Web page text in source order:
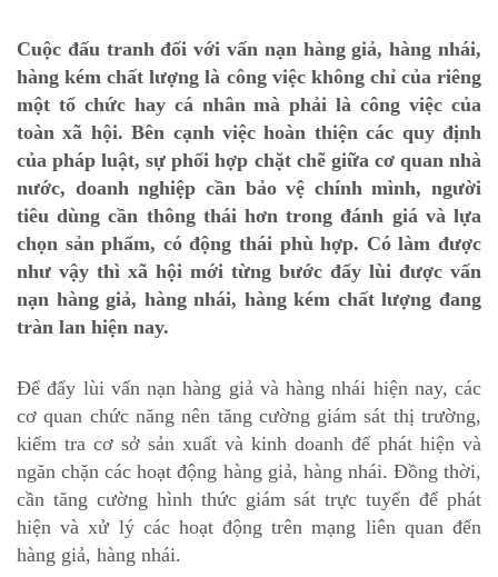
Cuộc đấu tranh đối với vấn nạn hàng giả, hàng nhái,
hàng kém chất lượng là công việc không chỉ của riêng
một tổ chức hay cá nhân mà phải là công việc của
toàn xã hội. Bên cạnh việc hoàn thiện các quy định
của pháp luật, sự phối hợp chặt chẽ giữa cơ quan nhà
nước, doanh nghiệp cần bảo vệ chính mình, người
tiêu dùng cần thông thái hơn trong đánh giá và lựa
chọn sản phẩm, có động thái phù hợp. Có làm được
như vậy thì xã hội mới từng bước đẩy lùi được vấn
nạn hàng giả, hàng nhái, hàng kém chất lượng đang
tràn lan hiện nay.
Để đẩy lùi vấn nạn hàng giả và hàng nhái hiện nay, các
cơ quan chức năng nên tăng cường giám sát thị trường,
kiểm tra cơ sở sản xuất và kinh doanh để phát hiện và
ngăn chặn các hoạt động hàng giả, hàng nhái. Đồng thời,
cần tăng cường hình thức giám sát trực tuyến để phát
hiện và xử lý các hoạt động trên mạng liên quan đến
hàng giả, hàng nhái.